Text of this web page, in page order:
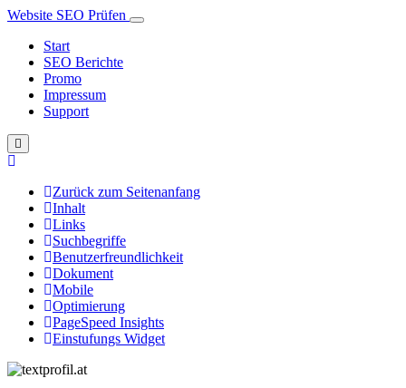
Website SEO Prüfen
Start
SEO Berichte
Promo
Impressum
Support
Zurück zum Seitenanfang
Inhalt
Links
Suchbegriffe
Benutzerfreundlichkeit
Dokument
Mobile
Optimierung
PageSpeed Insights
Einstufungs Widget